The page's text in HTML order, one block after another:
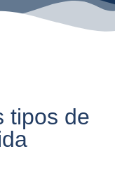
tipos de